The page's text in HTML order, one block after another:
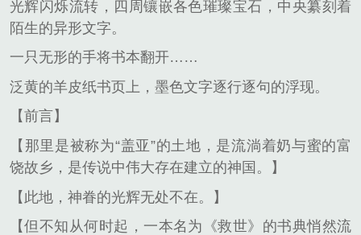
光辉闪烁流转，四周镶嵌各色璀璨宝石，中央纂刻着
陌生的异形文字。
一只无形的手将书本翻开……
泛黄的羊皮纸书页上，墨色文字逐行逐句的浮现。
【前言】
【那里是被称为“盖亚”的土地，是流淌着奶与蜜的富
饶故乡，是传说中伟大存在建立的神国。】
【此地，神眷的光辉无处不在。】
【但不知从何时起，一本名为《救世》的书典悄然流